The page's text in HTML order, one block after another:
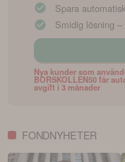
Spara
Smidig lösning
Nya kunder som
BORSKOLLEN50 får
avgift i 3 månader
FONDNYHETER